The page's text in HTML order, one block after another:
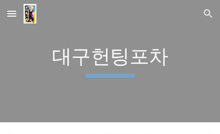
Skip to main content Skip to navigation
대구헌팅포차